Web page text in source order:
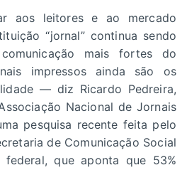
aos leitores e ao mercado
“jornal” continua sendo
mais fortes do
impressos ainda são os
— diz Ricardo Pedreira,
Nacional de Jornais
pesquisa recente feita pelo
de Comunicação Social
que aponta que 53%